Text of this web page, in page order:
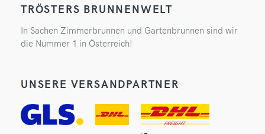
TRÖSTERS BRUNNENWELT
In Sachen Zimmerbrunnen und Gartenbrunnen sind wir
die Nummer 1 in Österreich!
UNSERE VERSANDPARTNER